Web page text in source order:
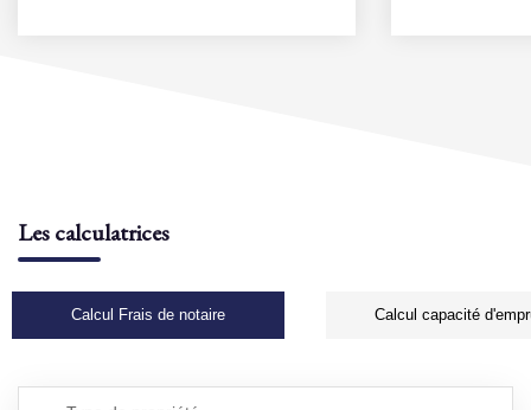
Les calculatrices
Calcul Frais de notaire Calcul capacité